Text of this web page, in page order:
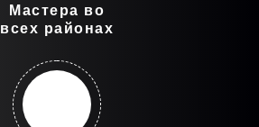
Мастера во
всех районах